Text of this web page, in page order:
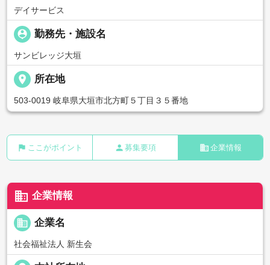
デイサービス
person_pin 勤務先・施設名
サンビレッジ大垣
place 所在地
503-0019 岐阜県大垣市北方町５丁目３５番地
flag ここがポイント person 募集要項 business 企業情報
business 企業情報
business 企業名
社会福祉法人 新生会